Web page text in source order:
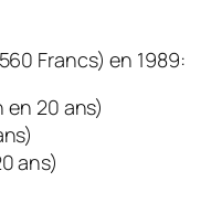
Francs) en 1989:
en 20 ans)
ans)